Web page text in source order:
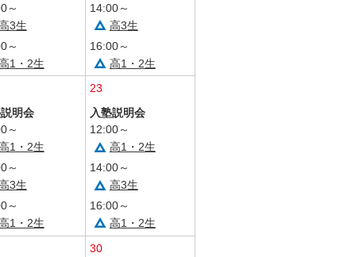
～
3生
～
1・2生
14:00～
高3生
16:00～
高1・2生
明会
～
1・2生
～
3生
～
1・2生
23
入塾説明会
12:00～
高1・2生
14:00～
高3生
16:00～
高1・2生
30